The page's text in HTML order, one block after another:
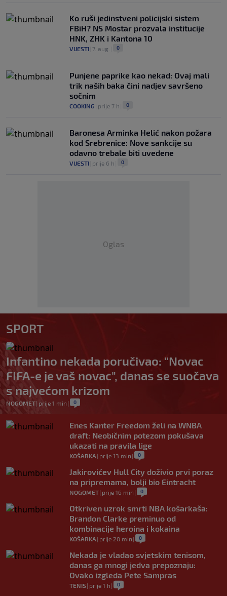
Ko ruši jedinstveni policijski sistem
FBiH? NS Mostar prozvala institucije
HNK, ZHK i Kantona 10
VIJESTI 7. aug. 0
Punjene paprike kao nekad: Ovaj mali
trik naših baka čini nadjev savršeno
sočnim
COOKING prije 7 h 0
Baronesa Arminka Helić nakon požara
kod Srebrenice: Nove sankcije su
odavno trebale biti uvedene
VIJESTI prije 6 h 0
Oglas
SPORT
Infantino nekada poručivao: "Novac
FIFA-e je vaš novac", danas se suočava
s najvećom krizom
NOGOMET| prije 1 min | 0
Enes Kanter Freedom želi na WNBA
draft: Neobičnim potezom pokušava
ukazati na pravila lige
KOŠARKA | prije 13 min | 0
Jakirovićev Hull City doživio prvi poraz
na pripremama, bolji bio Eintracht
NOGOMET| prije 16 min | 0
Otkriven uzrok smrti NBA košarkaša:
Brandon Clarke preminuo od
kombinacije heroina i kokaina
KOŠARKA | prije 20 min | 0
Nekada je vladao svjetskim tenisom,
danas ga mnogi jedva prepoznaju:
Ovako izgleda Pete Sampras
TENIS| prije 1 h | 0